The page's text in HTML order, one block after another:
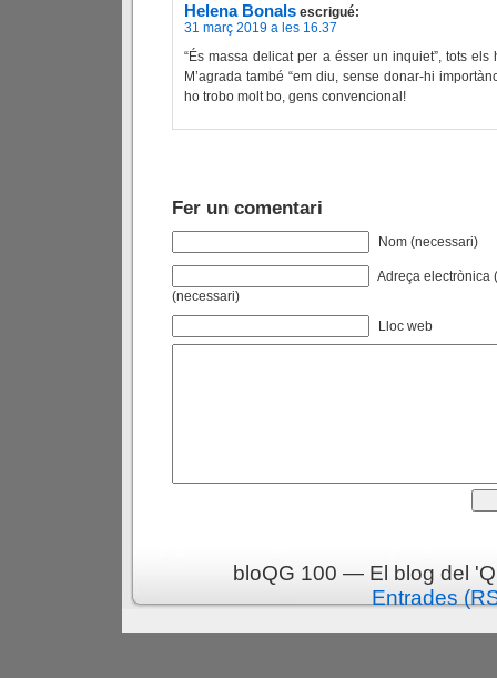
Helena Bonals escrigué:
31 març 2019 a les 16.37
“És massa delicat per a ésser un inquiet”, tots
M’agrada també “em diu, sense donar-hi
ho trobo molt bo, gens convencional!
Fer un comentari
Nom (necessari)
Adreça electrònica
(necessari)
Lloc web
bloQG 100 — El blog del
Entrades